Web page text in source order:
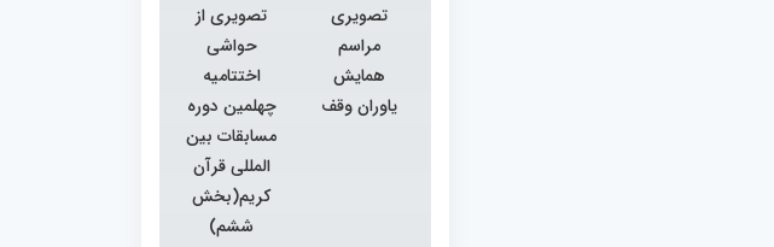
تصویری
مراسم
همایش
یاوران وقف
تصویری از
حواشی
اختتامیه
چهلمین دوره
مسابقات بین
المللی قرآن
کریم(بخش
ششم)